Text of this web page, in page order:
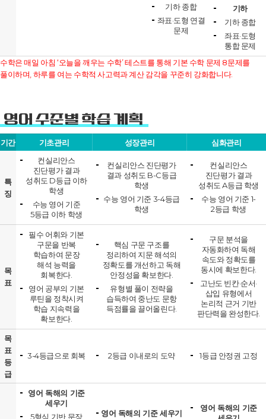
기하 종합
좌표·도형 연결
문제
기하
기하 종합
좌표·도형
통합 문제
수학은 매일 아침 ‘오늘을 깨우는 수학’ 테스트를 통해 기본 수학 문제 8문제를
풀이하며, 하루를 여는 수학적 사고력과 계산 감각을 꾸준히 강화합니다.
영어 수준별 학습 계획
기간 기초관리 성장관리 심화관리
특
징
컨실리안스
진단평가 결과
성취도 D등급 이하
학생
수능 영어 기준
5등급 이하 학생
컨실리안스 진단평가
결과 성취도 B-C등급
학생
수능 영어 기준 3-4등급
학생
컨실리안스
진단평가 결과
성취도 A등급 학생
수능 영어 기준 1-
2등급 학생
목
표
필수 어휘와 기본
구문을 반복
학습하여 문장
해석 능력을
회복한다.
영어 공부의 기본
루틴을 정착시켜
학습 지속력을
확보한다.
핵심 구문 구조를
정리하여 지문 해석의
정확도를 개선하고 독해
안정성을 확보한다.
유형별 풀이 전략을
습득하여 중난도 문항
득점률을 끌어올린다.
구문 분석을
자동화하여 독해
속도와 정확도를
동시에 확보한다.
고난도 빈칸·순서·
삽입 유형에서
논리적 근거 기반
판단력을 완성한다.
목
표
등
급
3-4등급으로 회복 2등급 이내로의 도약 1등급 안정권 고정
영어 독해의 기준
세우기
5형식 기반 문장
영어 독해의 기준 세우기
영어 독해의 기준